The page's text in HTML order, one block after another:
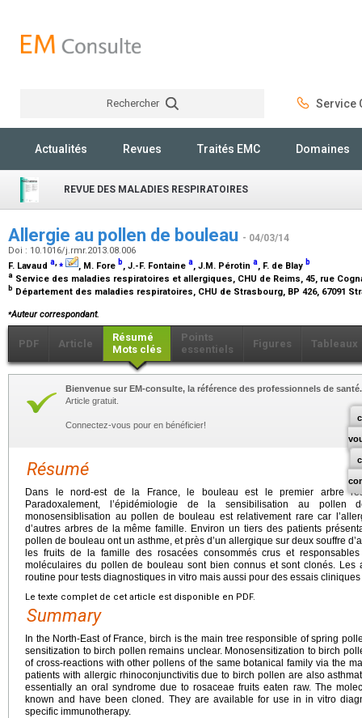
Rechercher Service
Actualités Revues Traités EMC Domaines
REVUE DES MALADIES RESPIRATOIRES
Allergie au pollen de bouleau - 04/03/14
Doi : 10.1016/j.rmr.2013.08.006
F. Lavaud a,⁎ , M. Fore b, J.-F. Fontaine a, J.M. Pérotin a, F. de Blay b
a Service des maladies respiratoires et allergiques, CHU de Reims, 45, rue
b Département des maladies respiratoires, CHU de Strasbourg, BP 426, 67091
⁎Auteur correspondant.
PDF Article
Résumé
Mots clés
Points
essentiels
Figures Tableaux
Bienvenue sur EM-consulte, la référence des professionnels de santé.
Article gratuit.
Connectez-vous pour en bénéficier!
Résumé
Dans le nord-est de la France, le bouleau est le premier arbre
Paradoxalement, l’épidémiologie de la sensibilisation au
monosensiblisation au pollen de bouleau est relativement rare car
d’autres arbres de la même famille. Environ un tiers des patients
pollen de bouleau ont un asthme, et près d’un allergique sur deux souffre
les fruits de la famille des rosacées consommés crus et
moléculaires du pollen de bouleau sont bien connus et sont clonés. Les
routine pour tests diagnostiques in vitro mais aussi pour des essais
Le texte complet de cet article est disponible en PDF.
Summary
In the North-East of France, birch is the main tree responsible of spring
sensitization to birch pollen remains unclear. Monosensitization to birch
of cross-reactions with other pollens of the same botanical family via the
patients with allergic rhinoconjunctivitis due to birch pollen are also
essentially an oral syndrome due to rosaceae fruits eaten raw. The
known and have been cloned. They are available for use in in vitro
specific immunotherapy.